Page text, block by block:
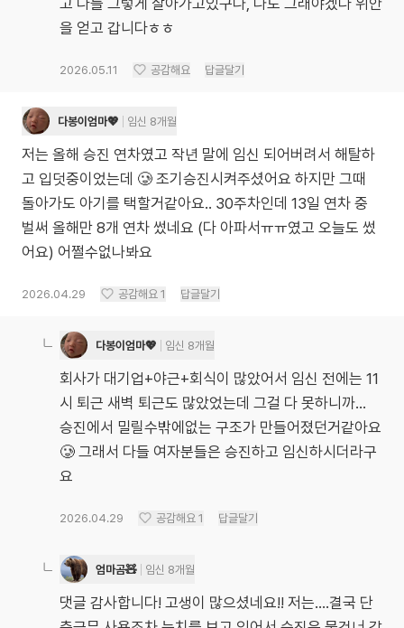
고 다들 그렇게 살아가고있구나, 나도 그래야겠다 위안
을 얻고 갑니다ㅎㅎ
2026.05.11 공감해요 답글달기
다봉이엄마💖 임신 8개월
저는 올해 승진 연차였고 작년 말에 임신 되어버려서 해탈하
고 입덧중이었는데 🥲 조기승진시켜주셨어요 하지만 그때
돌아가도 아기를 택할거같아요.. 30주차인데 13일 연차 중
벌써 올해만 8개 연차 썼네요 (다 아파서ㅠㅠ였고 오늘도 썼
어요) 어쩔수없나봐요
2026.04.29 공감해요 1 답글달기
다봉이엄마💖 임신 8개월
회사가 대기업+야근+회식이 많았어서 임신 전에는 11
시 퇴근 새벽 퇴근도 많았었는데 그걸 다 못하니까...
승진에서 밀릴수밖에없는 구조가 만들어졌던거같아요
🥲 그래서 다들 여자분들은 승진하고 임신하시더라구
요
2026.04.29 공감해요 1 답글달기
엄마곰🧸 임신 8개월
댓글 감사합니다! 고생이 많으셨네요!! 저는....결국 단